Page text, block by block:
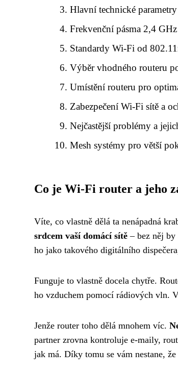
Hlavní technické
Frekvenční pásma 2,4
Standardy Wi-Fi od
Výběr vhodného routeru
Umístění routeru pro
Zabezpečení Wi-Fi sítě a
Nejčastější problémy a
Mesh systémy pro větší
Co je Wi-Fi router a jeho
Víte, co vlastně dělá ta nenápadná
srdcem vaší domácí sítě – bez něj by
ho jako takového digitálního
Funguje to vlastně docela chytře.
ho vzduchem pomocí rádiových vln.
Jenže router toho dělá mnohem víc.
partner zrovna kontroluje e-maily,
jak má. Díky tomu se vám nestane,